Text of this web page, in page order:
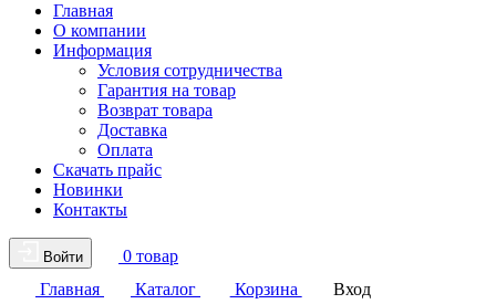
Главная
О компании
Информация
Условия сотрудничества
Гарантия на товар
Возврат товара
Доставка
Оплата
Скачать прайс
Новинки
Контакты
Войти
0 товар
Главная
Каталог Корзина Вход